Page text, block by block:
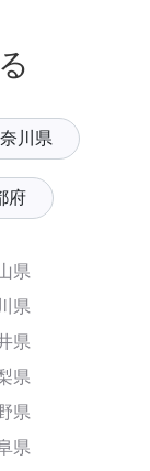
川県
府
県
県
県
県
県
県